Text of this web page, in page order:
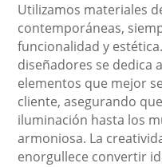
Utilizamos materiales
contemporáneas,
funcionalidad y
diseñadores se dedica
elementos que mejor
cliente, asegurando
iluminación hasta los
armoniosa. La
enorgullece convertir